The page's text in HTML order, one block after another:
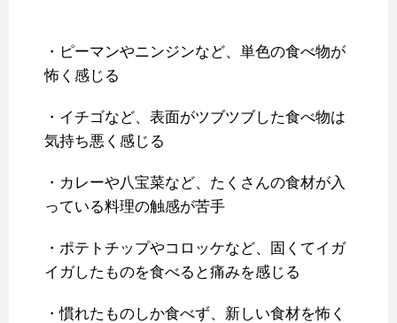
・ピーマンやニンジンなど、単色の食べ物が
怖く感じる
・イチゴなど、表面がツブツブした食べ物は
気持ち悪く感じる
・カレーや八宝菜など、たくさんの食材が入
っている料理の触感が苦手
・ポテトチップやコロッケなど、固くてイガ
イガしたものを食べると痛みを感じる
・慣れたものしか食べず、新しい食材を怖く